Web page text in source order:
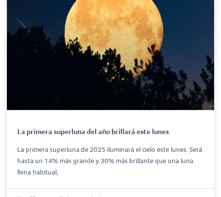
La primera superluna del año brillará este lunes
La primera superluna de 2025 iluminará el cielo este lunes. Será
hasta un 14% más grande y 30% más brillante que una luna
llena habitual,